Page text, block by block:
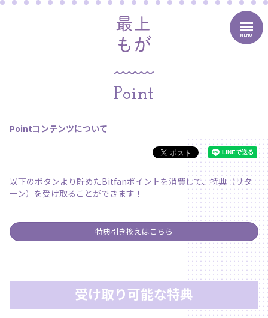
MENU
Point
Pointコンテンツについて
以下のボタンより貯めたBitfanポイントを消費して、特典（リタ
ーン）を受け取ることができます！
特典引き換えはこちら
受け取り可能な特典